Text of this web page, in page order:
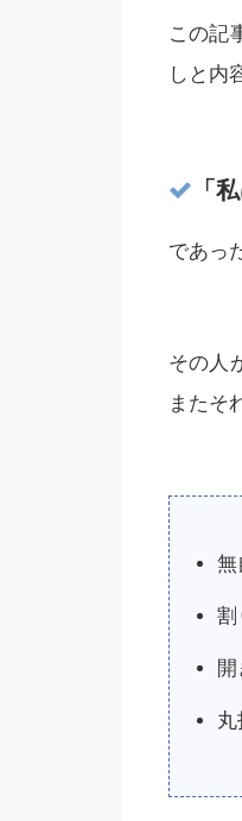
この記
しと内
「
であっ
その人
またそ
無
割
開
丸